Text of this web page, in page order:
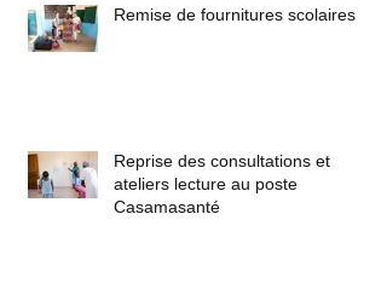
Remise de fournitures scolaires
Reprise des consultations et
ateliers lecture au poste
Casamasanté